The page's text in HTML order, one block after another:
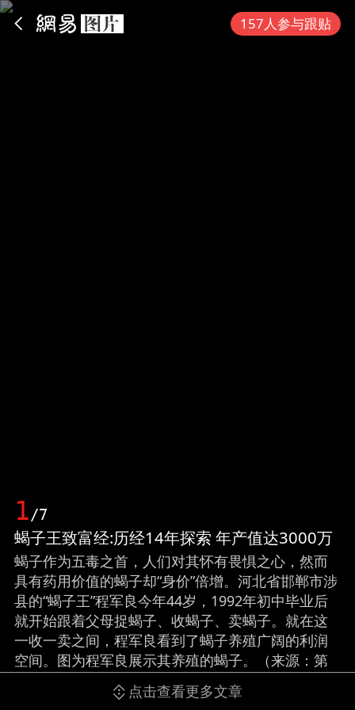
157人参与跟贴
1/7
蝎子王致富经:历经14年探索 年产值达3000万
蝎子作为五毒之首，人们对其怀有畏惧之心，然而
具有药用价值的蝎子却“身价”倍增。河北省邯郸市涉
县的“蝎子王”程军良今年44岁，1992年初中毕业后
就开始跟着父母捉蝎子、收蝎子、卖蝎子。就在这
一收一卖之间，程军良看到了蝎子养殖广阔的利润
空间。图为程军良展示其养殖的蝎子。（来源：第
点击查看更多文章
App内打开